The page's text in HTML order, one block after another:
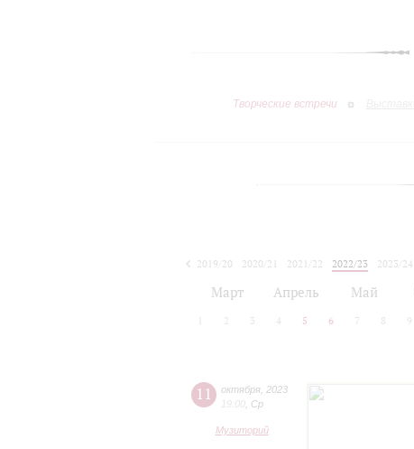
Творческие встречи
2019/20 2020/21 2021/22 2022/23
2023/24
Март Апрель Май
2 3 4 5 6 7 8 9
11 октября 2023
19:00 Ср
Музиторий